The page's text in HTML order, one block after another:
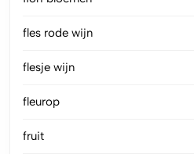
fles rode wijn
flesje wijn
fleurop
fruit